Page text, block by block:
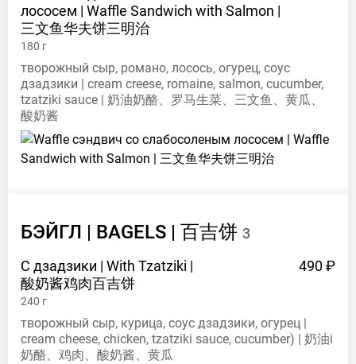
лососем | Waffle Sandwich with Salmon |
三文鱼华夫饼三明治
180 г
творожный сыр, романо, лосось, огурец, соус
дзадзики | cream creese, romaine, salmon, cucumber,
tzatziki sauce | 奶油奶酪、罗马生菜、三文鱼、黄瓜、
酸奶酱
БЭЙГЛ | BAGELS | 百吉饼 3
С дзадзики | With Tzatziki |
酸奶酱鸡肉百吉饼
490 ₽
240 г
творожный сыр, курица, соус дзадзики, огурец |
cream cheese, chicken, tzatziki sauce, cucumber) | 奶油i
奶酪、鸡肉、酸奶酱、黄瓜